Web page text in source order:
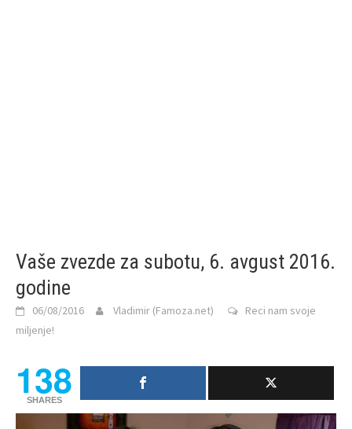
Vaše zvezde za subotu, 6. avgust 2016.
godine
06/08/2016 Vladimir (Famoza.net)
Reci nam svoje
miljenje!
138
SHARES